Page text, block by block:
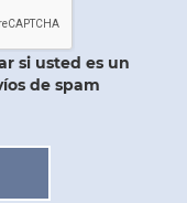
si usted es un
de spam